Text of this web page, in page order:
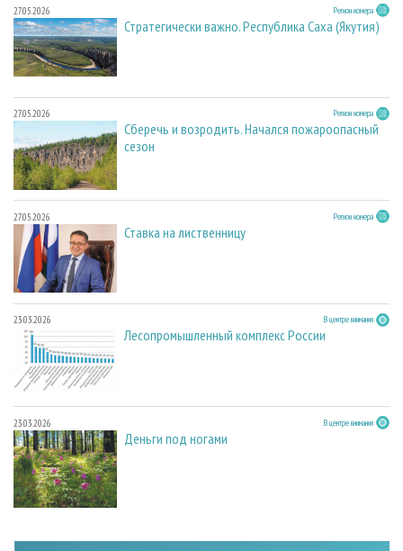
27.05.2026 Регион номера
Стратегически важно. Республика Саха (Якутия)
27.05.2026 Регион номера
Сберечь и возродить. Начался пожароопасный
сезон
27.05.2026 Регион номера
Ставка на лиственницу
23.03.2026 В центре внимания
Лесопромышленный комплекс России
23.03.2026 В центре внимания
Деньги под ногами